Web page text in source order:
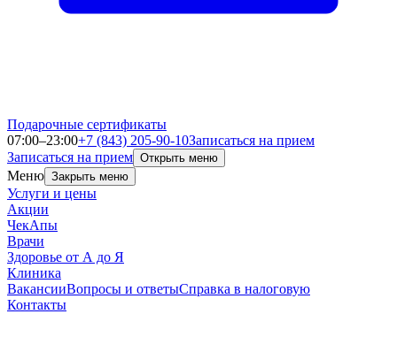
Подарочные сертификаты
07:00–23:00+7 (843) 205-90-10Записаться на прием
Записаться на прием Открыть меню
Меню Закрыть меню
Услуги и цены
Акции
ЧекАпы
Врачи
Здоровье от А до Я
Клиника
ВакансииВопросы и ответыСправка в налоговую
Контакты